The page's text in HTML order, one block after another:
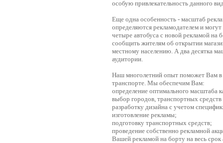
особую привлекательность данного
Еще одна особенность - масштаб
определяются рекламодателем и
четыре автобуса с новой рекламой на
сообщить жителям об открытии
местному населению. А два десятка
аудитории.
Наш многолетний опыт поможет Вам в
транспорте. Мы обеспечим Вам:
определение оптимального масштаба
выбор городов, транспортных
разработку дизайна с учетом
изготовление рекламы;
подготовку транспортных средств;
проведение собственно рекламной
Вашей рекламой на борту на весь срок